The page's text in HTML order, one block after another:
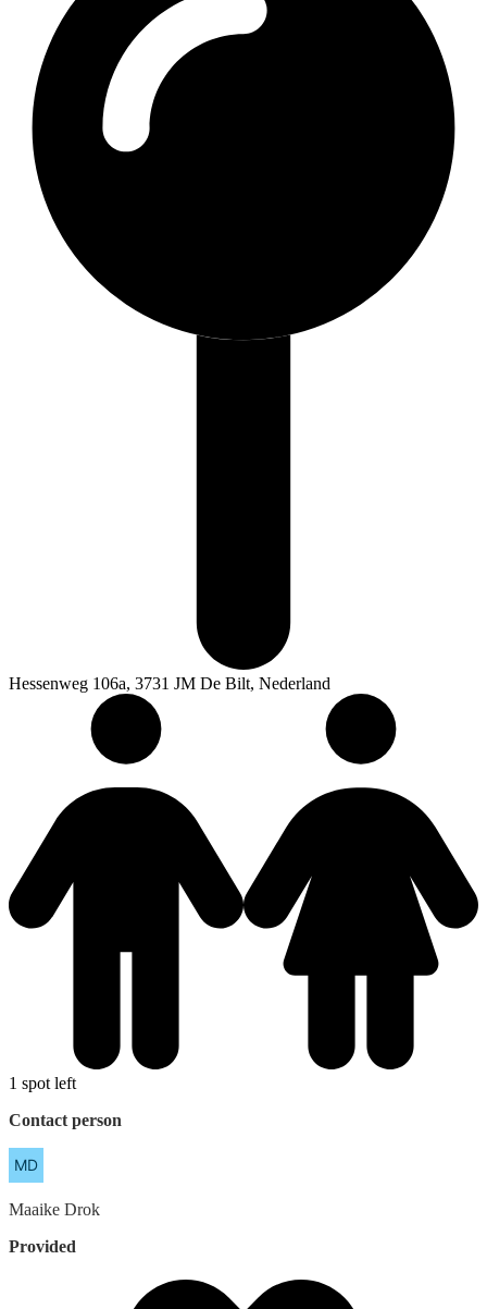
Hessenweg 106a, 3731 JM De Bilt, Nederland
1 spot left
Contact person
Maaike Drok
Provided